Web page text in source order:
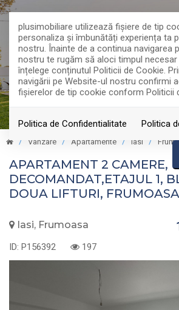
plusimobiliare utilizează fişiere de tip
personaliza și îmbunătăți experiența ta
nostru. Înainte de a continua navigarea
nostru te rugăm să aloci timpul
înțelege conținutul Politicii de Cookie.
navigării pe Website-ul nostru confirmi
fişierelor de tip cookie conform Politicii
Politica de Confidentialitate Politica
Vanzare Apartamente Iasi
APARTAMENT 2 CAMERE,
DECOMANDAT,ETAJUL 1,
DOUA LIFTURI, FRUMOASA
Iasi, Frumoasa
ID: P156392 197